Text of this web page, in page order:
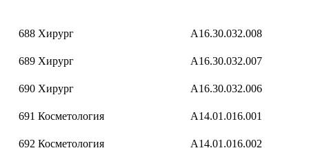
688 Хирург A16.30.032.008
689 Хирург A16.30.032.007
690 Хирург A16.30.032.006
691 Косметология A14.01.016.001
692 Косметология A14.01.016.002